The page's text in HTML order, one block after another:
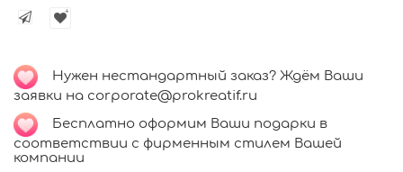
Нужен нестандартный заказ? Ждём Ваши
заявки на corporate@prokreatif.ru
Бесплатно оформим Ваши подарки в
соответствии с фирменным стилем Вашей
компании